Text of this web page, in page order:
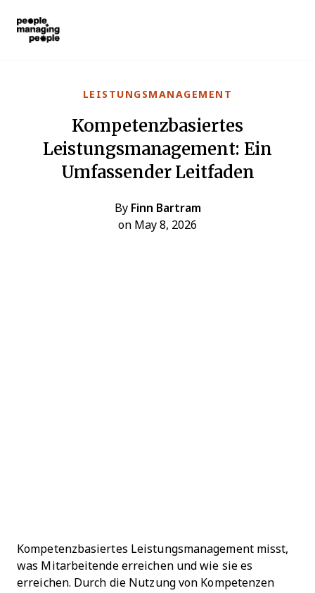
LEISTUNGSMANAGEMENT
Kompetenzbasiertes
Leistungsmanagement: Ein
Umfassender Leitfaden
By Finn Bartram
on May 8, 2026
Kompetenzbasiertes Leistungsmanagement misst,
was Mitarbeitende erreichen und wie sie es
erreichen. Durch die Nutzung von Kompetenzen